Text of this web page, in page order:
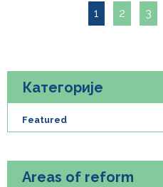
1 2 3
Категорије
Featured
Areas of reform